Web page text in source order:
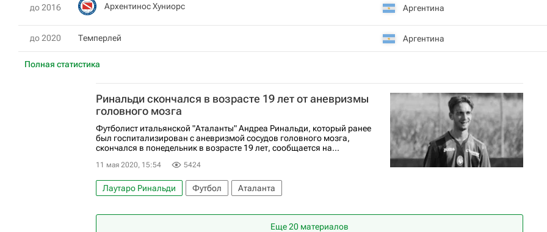
Полная статистика
до 2016 Архентинос Хуниорс Аргентина
до 2020 Темперлей Аргентина
Ринальди скончался в возрасте 19 лет от аневризмы
головного мозга
Футболист итальянской "Аталанты" Андреа Ринальди, который ранее
был госпитализирован с аневризмой сосудов головного мозга,
скончался в понедельник в возрасте 19 лет, сообщается на...
11 мая 2020, 15:54 5424
Лаутаро Ринальди Футбол Аталанта
Еще 20 материалов